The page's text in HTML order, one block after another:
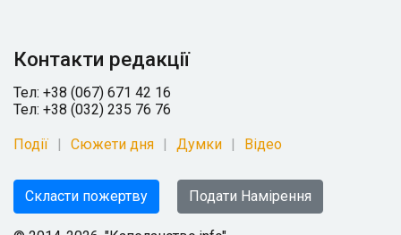
Контакти редакції
Тел: +38 (067) 671 42 16
Тел: +38 (032) 235 76 76
Події Сюжети дня Думки Відео
Скласти пожертву Подати Намірення